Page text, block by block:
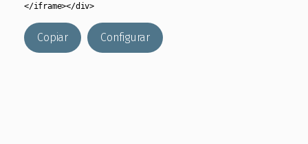
</iframe></div>
Copiar Configurar